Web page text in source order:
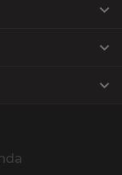


